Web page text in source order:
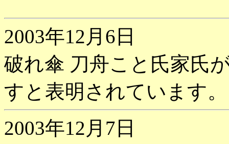
2003年12月6日
破れ傘 刀舟こと氏家氏
すと表明されています。
2003年12月7日